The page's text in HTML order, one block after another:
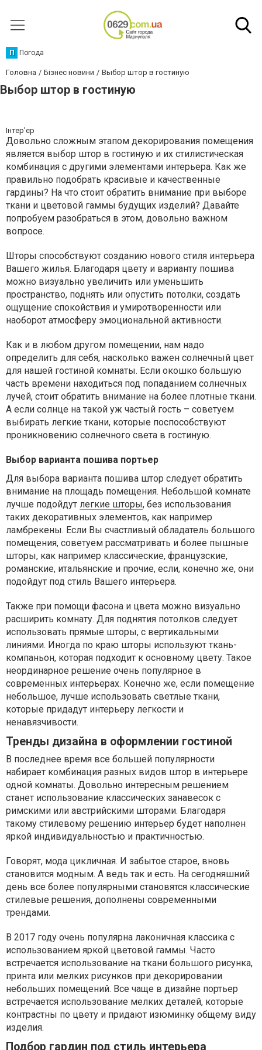
П Погода
Головна Бізнес новини Выбор штор в гостиную
Выбор штор в гостиную
Інтер'єр
Довольно сложным этапом декорирования помещения
является выбор штор в гостиную и их стилистическая
комбинация с другими элементами интерьера. Как же
правильно подобрать красивые и качественные
гардины? На что стоит обратить внимание при выборе
ткани и цветовой гаммы будущих изделий? Давайте
попробуем разобраться в этом, довольно важном
вопросе.
Шторы способствуют созданию нового стиля интерьера
Вашего жилья. Благодаря цвету и варианту пошива
можно визуально увеличить или уменьшить
пространство, поднять или опустить потолки, создать
ощущение спокойствия и умиротворенности или
наоборот атмосферу эмоциональной активности.
Как и в любом другом помещении, нам надо
определить для себя, насколько важен солнечный цвет
для нашей гостиной комнаты. Если окошко большую
часть времени находиться под попаданием солнечных
лучей, стоит обратить внимание на более плотные ткани.
А если солнце на такой уж частый гость – советуем
выбирать легкие ткани, которые поспособствуют
проникновению солнечного света в гостиную.
Выбор варианта пошива портьер
Для выбора варианта пошива штор следует обратить
внимание на площадь помещения. Небольшой комнате
лучше подойдут легкие шторы, без использования
таких декоративных элементов, как например
ламбрекены. Если Вы счастливый обладатель большого
помещения, советуем рассматривать и более пышные
шторы, как например классические, французские,
романские, итальянские и прочие, если, конечно же, они
подойдут под стиль Вашего интерьера.
Также при помощи фасона и цвета можно визуально
расширить комнату. Для поднятия потолков следует
использовать прямые шторы, с вертикальными
линиями. Иногда по краю шторы используют ткань-
компаньон, которая подходит к основному цвету. Такое
неординарное решение очень популярное в
современных интерьерах. Конечно же, если помещение
небольшое, лучше использовать светлые ткани,
которые придадут интерьеру легкости и
ненавязчивости.
Тренды дизайна в оформлении гостиной
В последнее время все большей популярности
набирает комбинация разных видов штор в интерьере
одной комнаты. Довольно интересным решением
станет использование классических занавесок с
римскими или австрийскими шторами. Благодаря
такому стилевому решению интерьер будет наполнен
яркой индивидуальностью и практичностью.
Говорят, мода цикличная. И забытое старое, вновь
становится модным. А ведь так и есть. На сегодняшний
день все более популярными становятся классические
стилевые решения, дополнены современными
трендами.
В 2017 году очень популярна лаконичная классика с
использованием яркой цветовой гаммы. Часто
встречается использование на ткани большого рисунка,
принта или мелких рисунков при декорировании
небольших помещений. Все чаще в дизайне портьер
встречается использование мелких деталей, которые
контрастны по цвету и придают изюминку общему виду
изделия.
Подбор гардин под стиль интерьера